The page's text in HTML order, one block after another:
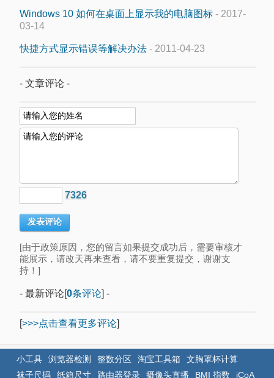
Windows 10 如何在桌面上显示我的电脑图标 - 2017-
03-14
快捷方式显示错误等解决办法 - 2011-04-23
- 文章评论 -
7326
[由于政策原因，您的留言如果提交成功后，需要审核才
能展示，请改天再来查看，请不要重复提交，谢谢支
持！]
- 最新评论[ 0条评论 ] -
>>>点击查看更多评论
小工具 浏览器检测 整数分区 淘宝工具箱
文胸罩杯计算
袜子尺码
纸箱尺寸 路由器登录 摄像头直播 BMI 指数 iCoA